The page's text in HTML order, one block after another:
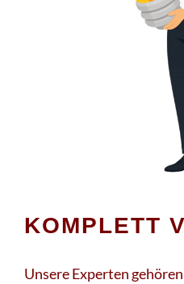
KOMPLETT
Unsere Experten